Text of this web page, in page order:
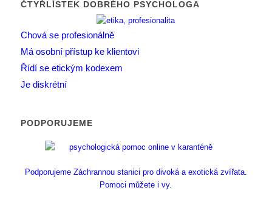
ČTYŘLÍSTEK DOBRÉHO PSYCHOLOGA
Chová se profesionálně
Má osobní přístup ke klientovi
Řídí se etickým kodexem
Je diskrétní
PODPORUJEME
Podporujeme Záchrannou stanici pro divoká a exotická zvířata.
Pomoci můžete i vy.